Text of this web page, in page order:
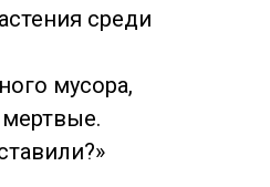
среди
мусора,